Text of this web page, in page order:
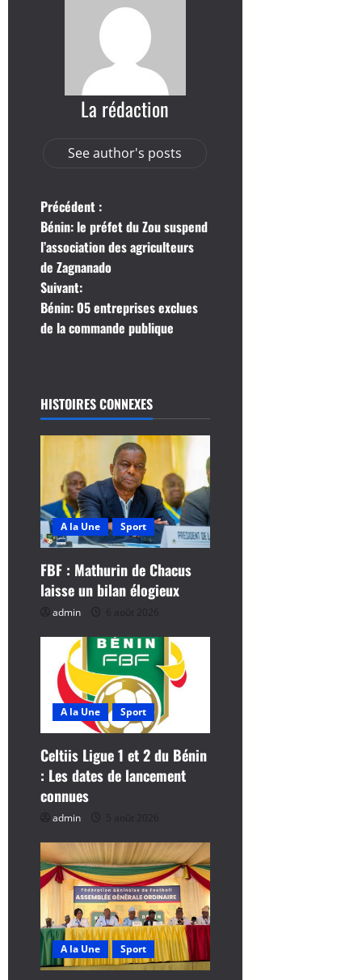
La rédaction
See author's posts
N
a
v
i
t
n
d
’
a
c
l
e
Précédent :
Bénin: le préfet du Zou suspend
l’association des agriculteurs
de Zagnanado
Suivant:
Bénin: 05 entreprises exclues
de la commande publique
HISTOIRES CONNEXES
A la Une Sport
FBF : Mathurin de Chacus
laisse un bilan élogieux
admin 6 août 2026
A la Une Sport
Celtiis Ligue 1 et 2 du Bénin
: Les dates de lancement
connues
admin 5 août 2026
A la Une Sport